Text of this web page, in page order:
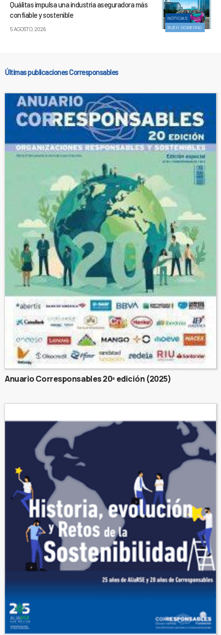
NOTICIAS
BUEN GOBIERNO
Quálitas impulsa una industria aseguradora más
confiable y sostenible
5 AGOSTO, 2026
Últimas publicaciones Corresponsables
Anuario Corresponsables 20ª edición (2025)